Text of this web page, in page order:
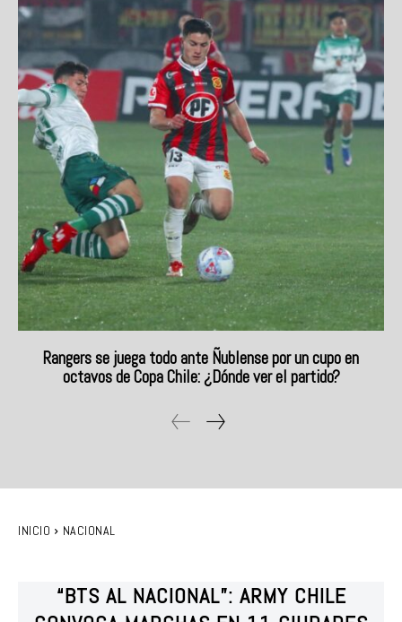
Rangers se juega todo ante Ñublense por un cupo en
octavos de Copa Chile: ¿Dónde ver el partido?